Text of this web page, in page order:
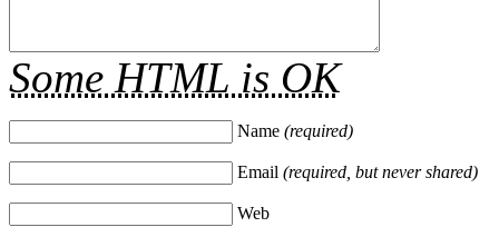
Some HTML is OK
Name (required)
Email (required, but never shared)
Web